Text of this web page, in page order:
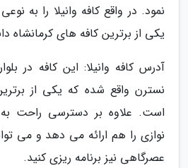
نمود. در واقع کافه وانیلا را به
یکی از برترین کافه های کرمانشاه
آدرس کافه وانیلا: این کافه در
نسترن واقع شده که یکی از
است. علاوه بر دسترسی راحت
نوازی را هم ارائه می دهد و می
عصرگاهی نیز برنامه ریزی کنید.